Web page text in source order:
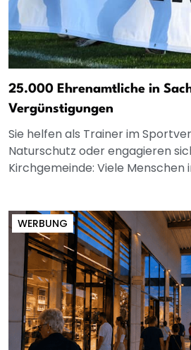
25.000 Ehrenamtliche in
Vergünstigungen
Sie helfen als Trainer im
Naturschutz oder engagieren
Kirchgemeinde: Viele Menschen
WERBUNG